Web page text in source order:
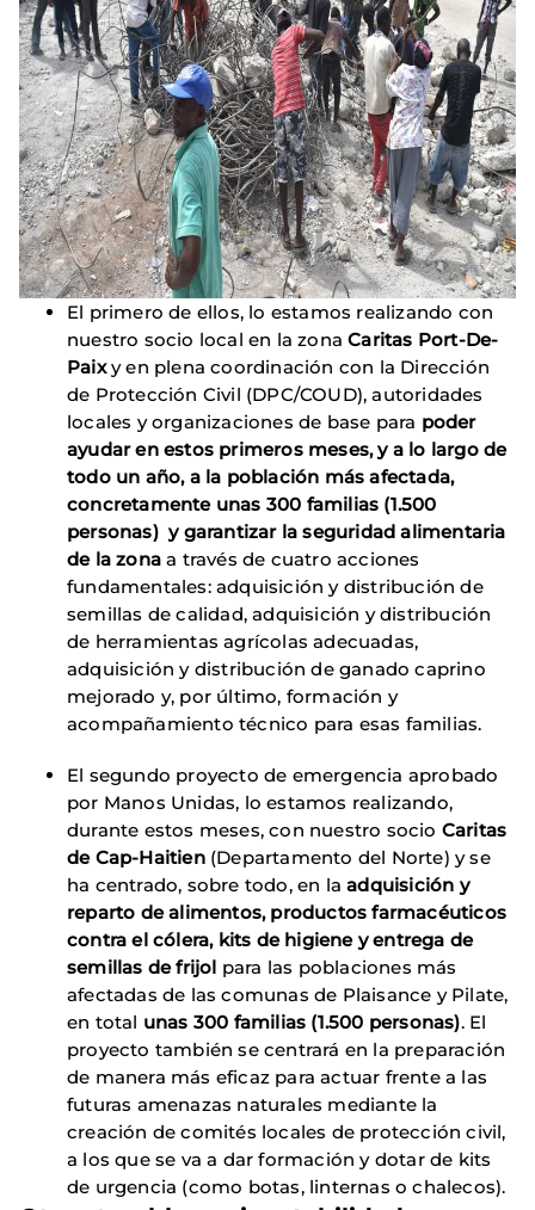
El primero de ellos, lo estamos realizando con
nuestro socio local en la zonaCaritas Port-De-
Paixy en plena coordinación con la Dirección
de Protección Civil (DPC/COUD), autoridades
locales y organizaciones de base para poder
ayudar en estos primeros meses, y a lo largo de
todo un año, a la población más afectada,
concretamente unas 300 familias (1.500
personas) y garantizar la seguridad alimentaria
de la zonaa través de cuatro acciones
fundamentales: adquisición y distribución de
semillas de calidad, adquisición y distribución
de herramientas agrícolas adecuadas,
adquisición y distribución de ganado caprino
mejorado y, por último, formación y
acompañamiento técnico para esas familias.
El segundo proyecto de emergencia aprobado
por Manos Unidas, lo estamos realizando,
durante estos meses, con nuestro socio Caritas
de Cap-Haitien (Departamento del Norte) y se
ha centrado, sobre todo, en laadquisición y
reparto de alimentos, productos farmacéuticos
contra el cólera, kits de higiene y entrega de
semillas de frijol para las poblaciones más
afectadas de las comunas de Plaisance y Pilate,
en total unas 300 familias (1.500 personas). El
proyecto también se centrará en la preparación
de manera más eficaz para actuar frente a las
futuras amenazas naturales mediante la
creación de comités locales de protección civil,
a los que se va a dar formación y dotar de kits
de urgencia (como botas, linternas o chalecos).